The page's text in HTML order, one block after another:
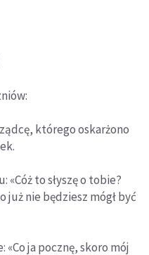
którego oskarżono
«Cóż to słyszę o tobie?
już nie będziesz mógł być
«Co ja pocznę, skoro mój